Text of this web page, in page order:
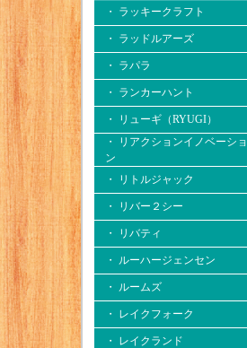
・ ラッキークラフト
・ ラッドルアーズ
・ ラパラ
・ ランカーハント
・ リューギ（RYUGI）
・ リアクションイノベーショ
ン
・ リトルジャック
・ リバー２シー
・ リバティ
・ ルーハージェンセン
・ ルームズ
・ レイクフォーク
・ レイクランド